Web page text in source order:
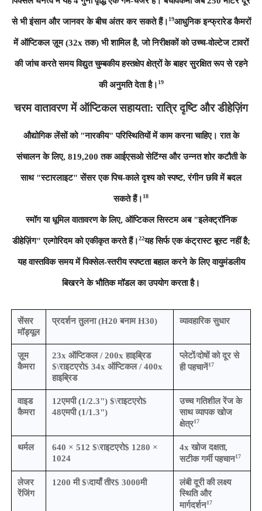
से भी इंसान और जानवर के बीच अंतर कर सकते हैं। 19आधुनिक इन्फ्रारेड कैमरों
में ऑप्टिकल ज़ूम (32x तक) भी शामिल है, जो निरीक्षकों को उच्च-वोल्टेज टावरों
की जांच करते समय विद्युत चुम्बकीय हस्तक्षेप क्षेत्रों के बाहर सुरक्षित रूप से रहने
की अनुमति देता है। 19
चरम वातावरण में ऑप्टिकल सहायता: रात्रि दृष्टि और डीहेज़िंग
औद्योगिक लेंसों को "नारकीय" परिस्थितियों में काम करना चाहिए। रात के
संचालन के लिए, 819,200 तक आईएसओ सेटिंग्स और उन्नत शोर कटौती के
साथ "स्टारलाइट" सेंसर एक पिच-काले दृश्य को स्पष्ट, रंगीन छवि में बदल
सकते हैं। 18
स्मॉग या धूमिल वातावरण के लिए, ऑप्टिकल सिस्टम अब "इलेक्ट्रॉनिक
डीहेज़िंग" एल्गोरिदम को एकीकृत करते हैं।22यह सिर्फ एक कंट्रास्ट बूस्ट नहीं है;
यह वास्तविक समय में पिक्सेल-स्तरीय स्पष्टता बहाल करने के लिए वायुमंडलीय
बिखरने के भौतिक मॉडल का उपयोग करता है।
सेंसर
मॉड्यूल
प्रदर्शन तुलना (H20 बनाम H30) व्यावहारिक सुधार
ज़ूम
कैमरा
23x ऑप्टिकल / 200x हाइब्रिड
$\राइटएरो$ 34x ऑप्टिकल / 400x
हाइब्रिड
प्लेटों/दोषों को दूर से
ही पहचानें17
वाइड
कैमरा
12एमपी (1/2.3") $\राइटएरो$
48एमपी (1/1.3")
उच्च गतिशील रेंज के
साथ व्यापक खोज
क्षेत्र17
थर्मल
640 × 512 $\राइटएरो$ 1280 ×
1024
4x खोज दक्षता,
सटीक गर्मी पहचान17
लेजर
रेंजिंग
1200 मी $\दायाँ तीर$ 3000मी
लंबी दूरी की लक्ष्य
स्थिति और
मार्गदर्शन17